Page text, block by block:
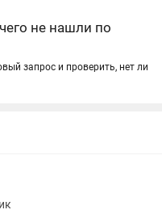
не нашли по
запрос и проверить, нет ли